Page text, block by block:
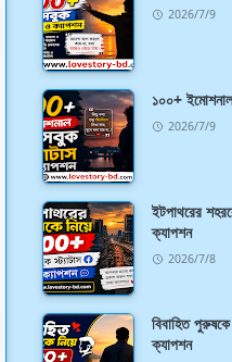
2026/7/9
১০০+
2026/7/9
ইটপাথরের
ক্যাপশন
2026/7/8
বিবাহিত
ক্যাপশন